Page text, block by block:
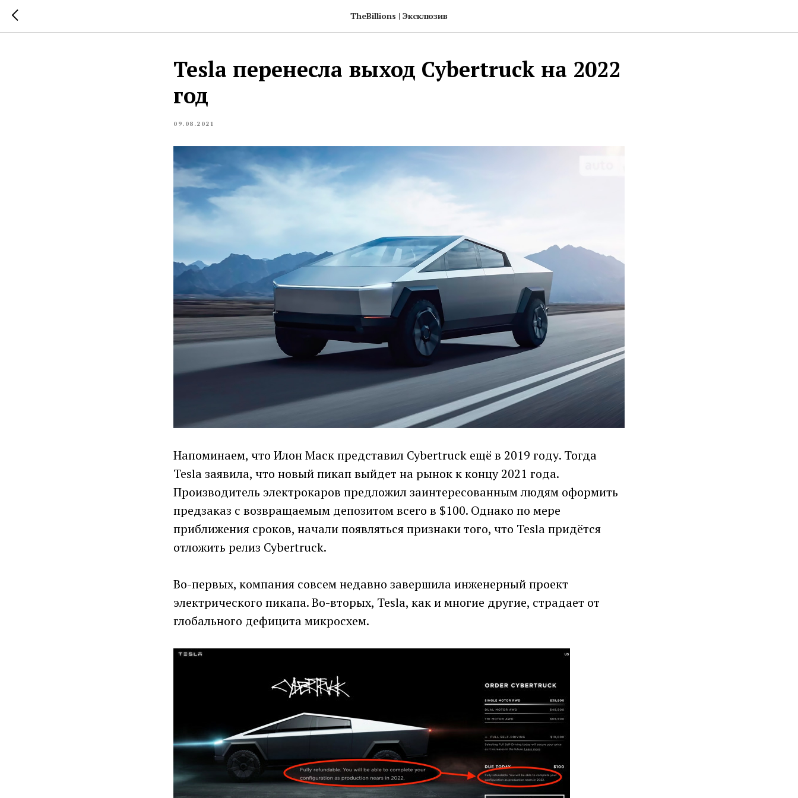
TheBillions | Эксклюзив
Tesla перенесла выход Cybertruck на 2022
год
09.08.2021
Напоминаем, что Илон Маск представил Cybertruck ещё в 2019 году. Тогда
Tesla заявила, что новый пикап выйдет на рынок к концу 2021 года.
Производитель электрокаров предложил заинтересованным людям оформить
предзаказ с возвращаемым депозитом всего в $100. Однако по мере
приближения сроков, начали появляться признаки того, что Tesla придётся
отложить релиз Cybertruck.
Во-первых, компания совсем недавно завершила инженерный проект
электрического пикапа. Во-вторых, Tesla, как и многие другие, страдает от
глобального дефицита микросхем.